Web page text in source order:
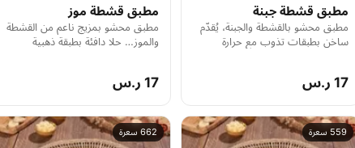
مطبق قشطة جبنة
مطبق محشو بالقشطة والجبنة، يُقدّم
ساخن بطبقات تذوب مع حرارة
17 ر.س
مطبق قشطة موز
مطبق محشو بمزيج ناعم من القشطة
والموز… حلا دافئة بطبقة ذهبية
17 ر.س
559 سعرة 662 سعرة